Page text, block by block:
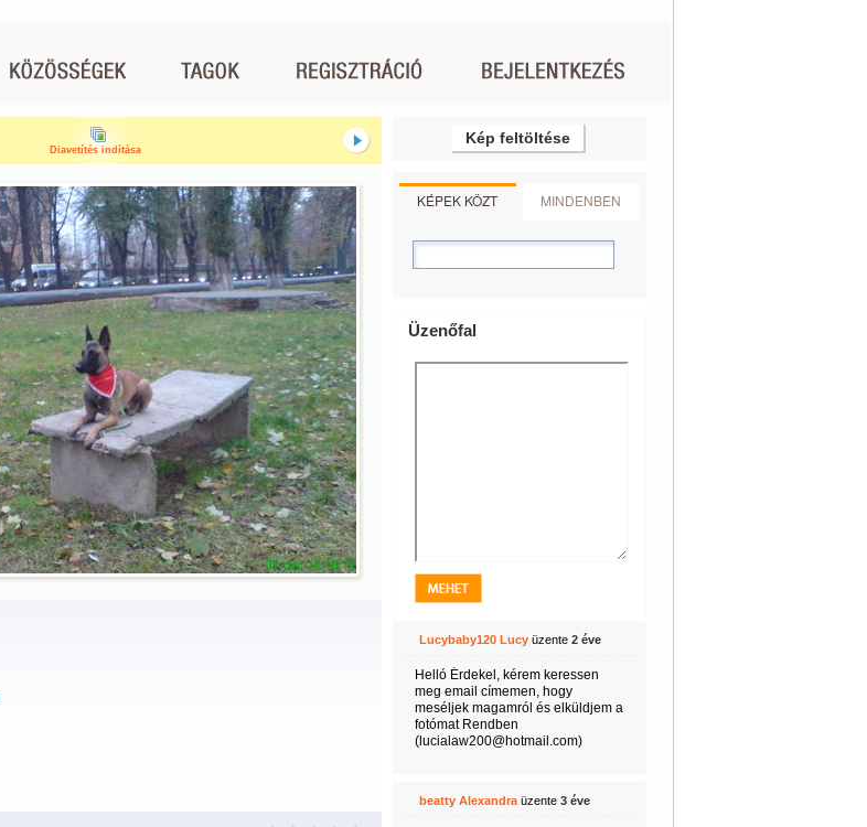
Diavetítés indítása
Kép feltöltése
KÉPEK KÖZT MINDENBEN
Üzenőfal
Lucybaby120 Lucyüzente 2 éve
Helló Érdekel, kérem keressen
meg email címemen, hogy
meséljek magamról és elküldjem a
fotómat Rendben
(lucialaw200@hotmail.com)
beatty Alexandraüzente 3 éve